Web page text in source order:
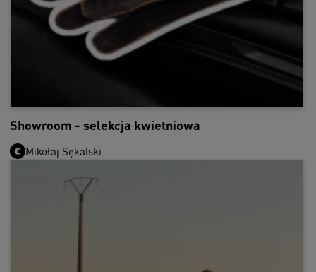
Showroom - selekcja kwietniowa
Mikołaj Sękalski